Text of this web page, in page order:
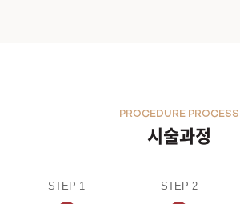
시술과정
PROCEDURE PROCESS
STEP 1 STEP 2